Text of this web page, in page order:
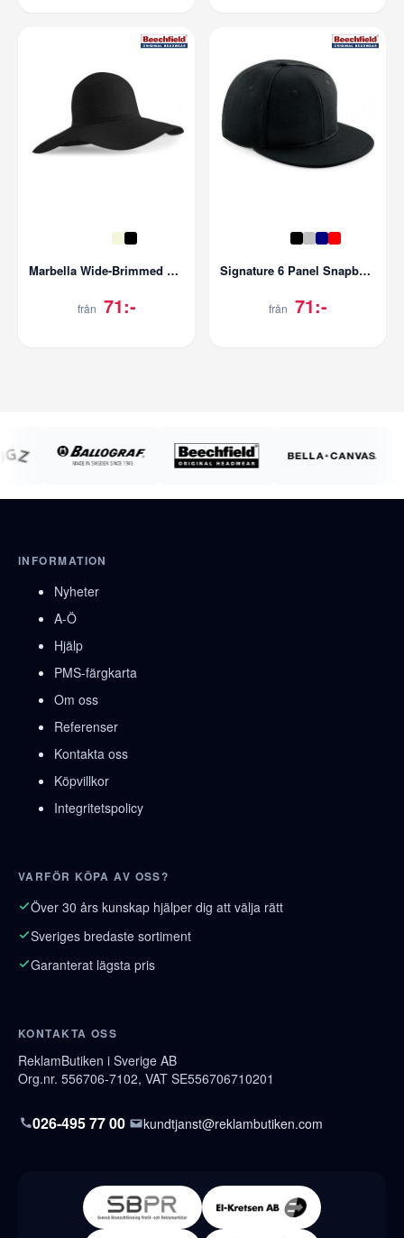
Marbella Wide-Brimmed Sun Hat
från 71:-
Signature 6 Panel Snapback
från 71:-
INFORMATION
Nyheter
A-Ö
Hjälp
PMS-färgkarta
Om oss
Referenser
Kontakta oss
Köpvillkor
Integritetspolicy
VARFÖR KÖPA AV OSS?
Över 30 års kunskap hjälper dig att välja rätt
Sveriges bredaste sortiment
Garanterat lägsta pris
KONTAKTA OSS
ReklamButiken i Sverige AB
Org.nr. 556706-7102, VAT SE556706710201
026-495 77 00 kundtjanst@reklambutiken.com